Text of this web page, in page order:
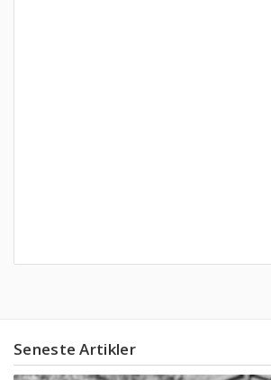
Seneste Artikler